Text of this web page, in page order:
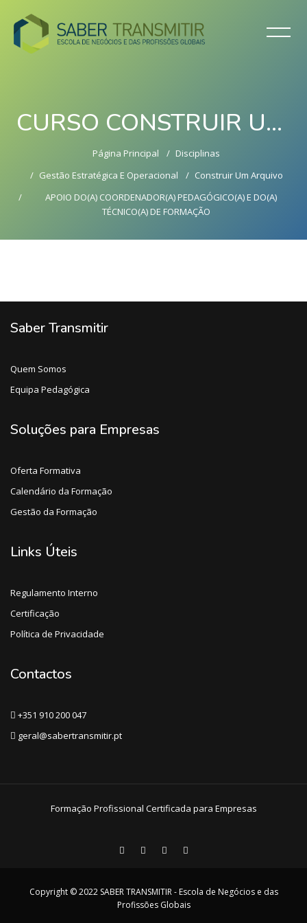
CURSO CONSTRUIR UM ARQUIVO, COMO UM SISTEMA DE INFORMAÇÃO NA EMPRESA/ INSTITUIÇÃO (8 HORAS)
Página Principal
Disciplinas
Gestão Estratégica E Operacional
Construir Um Arquivo
APOIO DO(A) COORDENADOR(A) PEDAGÓGICO(A) E DO(A)
TÉCNICO(A) DE FORMAÇÃO
Saber Transmitir
Quem Somos
Equipa Pedagógica
Soluções para Empresas
Oferta Formativa
Calendário da Formação
Gestão da Formação
Links Úteis
Regulamento Interno
Certificação
Política de Privacidade
Contactos
+351 910 200 047
geral@sabertransmitir.pt
Formação Profissional Certificada para Empresas
Copyright © 2022 SABER TRANSMITIR - Escola de Negócios e das
Profissões Globais